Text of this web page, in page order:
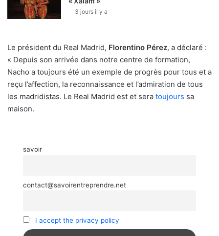
3 jours il y a
Le président du Real Madrid, Florentino Pérez, a déclaré :
« Depuis son arrivée dans notre centre de formation,
Nacho a toujours été un exemple de progrès pour tous et a
reçu l’affection, la reconnaissance et l’admiration de tous
les madridistas. Le Real Madrid est et sera toujours sa
maison.
savoir
contact@savoirentreprendre.net
I accept the privacy policy